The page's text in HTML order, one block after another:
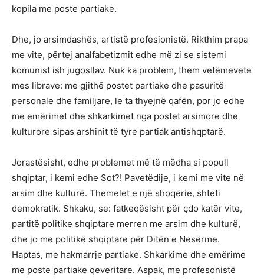
kopila me poste partiake.
Dhe, jo arsimdashës, artistë profesionistë. Rikthim prapa
me vite, përtej analfabetizmit edhe më zi se sistemi
komunist ish jugosllav. Nuk ka problem, them vetëmevete
mes librave: me gjithë postet partiake dhe pasuritë
personale dhe familjare, le ta thyejnë qafën, por jo edhe
me emërimet dhe shkarkimet nga postet arsimore dhe
kulturore sipas arshinit të tyre partiak antishqptarë.
Jorastësisht, edhe problemet më të mëdha si popull
shqiptar, i kemi edhe Sot?! Pavetëdije, i kemi me vite në
arsim dhe kulturë. Themelet e një shoqërie, shteti
demokratik. Shkaku, se: fatkeqësisht për çdo katër vite,
partitë politike shqiptare merren me arsim dhe kulturë,
dhe jo me politikë shqiptare për Ditën e Nesërme.
Haptas, me hakmarrje partiake. Shkarkime dhe emërime
me poste partiake qeveritare. Aspak, me profesonistë